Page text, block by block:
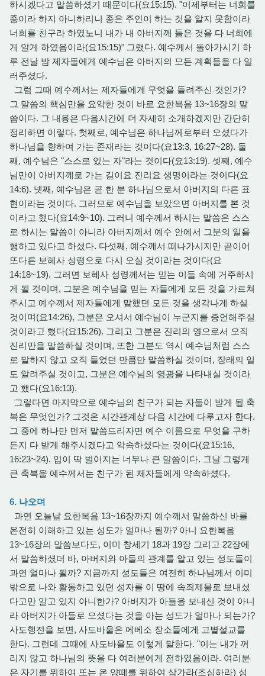
하시겠다고 말씀하셨기 때문이다(요15:15). "이제부터는 너희를
종이라 하지 아니하리니 종은 주인이 하는 것을 알지 못함이라
너희를 친구라 하였노니 내가 내 아버지께 들은 것을 다 너희에
게 알게 하였음이라(요15:15)" 그랬다. 예수께서 돌아가시기 하
루 전날 밤 제자들에게 예수님은 아버지의 모든 계획들을 다 일
러주셨다.
그럼 그때 예수께서는 제자들에게 무엇을 들려주신 것인가?
그 말씀의 핵심만을 요약한 것이 바로 요한복음 13~16장의 말
씀이다. 그 내용은 다음시간에 더 자세히 소개하겠지만 간단히
정리하면 이렇다. 첫째로, 예수님은 하나님께로부터 오셨다가
하나님을 향하여 가는 존재라는 것이다(요13:3, 16:27~28). 둘
째, 예수님은 "스스로 있는 자"라는 것이다(요13:19). 셋째, 예수
님만이 아버지께로 가는 길이요 진리요 생명이라는 것이다(요
14:6). 넷째, 예수님은 곧 한 분 하나님으로서 아버지의 다른 표
현이라는 것이다. 그러므로 예수님을 보았으면 아버지를 본 것
이라고 했다(요14:9~10). 그러니 예수께서 하시는 말씀은 스스
로 하시는 말씀이 아니라 아버지께서 예수 안에서 그분의 일을
행하고 있다고 하셨다. 다섯째, 예수께서 떠나가시지만 곧이어
또다른 보혜사 성령으로 다시 오실 것이라는 것이다(요
14:18~19). 그러면 보혜사 성령께서는 믿는 이들 속에 거주하시
게 될 것이며, 그분은 예수님을 믿는 자들에게 모든 것을 가르쳐
주시고 예수께서 제자들에게 말했던 모든 것을 생각나게 하실
것이며(요14:26), 그분은 오셔서 예수님이 누군지를 증언해주실
것이라고 했다(요15:26). 그리고 그분은 진리의 영으로서 오직
진리만을 말씀하실 것이며, 또한 그분도 역시 예수님처럼 스스
로 말하지 않고 오직 들었던 만큼만 말씀하실 것이며, 장래의 일
도 알려주실 것이고, 그분은 예수님의 영광을 나타내실 것이라
고 했다(요16:13).
그렇다면 마지막으로 예수님의 친구가 되는 자들이 받게 될 축
복은 무엇인가? 그것은 시간관계상 다음 시간에 다루고자 한다.
그 중에 하나만 먼저 말씀드리자면 예수 이름으로 무엇을 구하
든지 다 받게 해주시겠다고 약속하셨다는 것이다(요15:16,
16:23~24). 입이 딱 벌어지는 너무나 큰 말씀이다. 그날 그렇게
큰 축복을 예수께서는 친구가 된 제자들에게 약속하셨다.
6. 나오며
과연 오늘날 요한복음 13~16장까지 예수께서 말씀하신 바를
온전히 이해하고 있는 성도가 얼마나 될까? 아니 요한복음
13~16장의 말씀보다도, 이미 창세기 18과 19장 그리고 22장에
서 말씀하셨더 바, 아버지와 아들의 관계를 알고 있는 성도들이
과연 얼마나 될까? 지금까지 성도들은 여전히 하나님께서 이미
밖으로 나와 활동하고 있던 성자를 이 땅에 속죄제물로 보내셨
다고만 알고 있지 아니한가? 아버지가 아들을 보내신 것이 아니
라 아버지가 아들로 오셨다는 것을 아는 성도가 얼마나 되는가?
사도행전을 보면, 사도바울은 에베소 장소들에게 고별설교를
한다. 그런데 그때에 사도바울도 이렇게 말한다. "이는 내가 꺼
리지 않고 하나님의 뜻을 다 여러분에게 전하였음이라. 여러분
은 자기를 위하여 또는 온 양떼를 위하여 삼가라(조심하라) 성